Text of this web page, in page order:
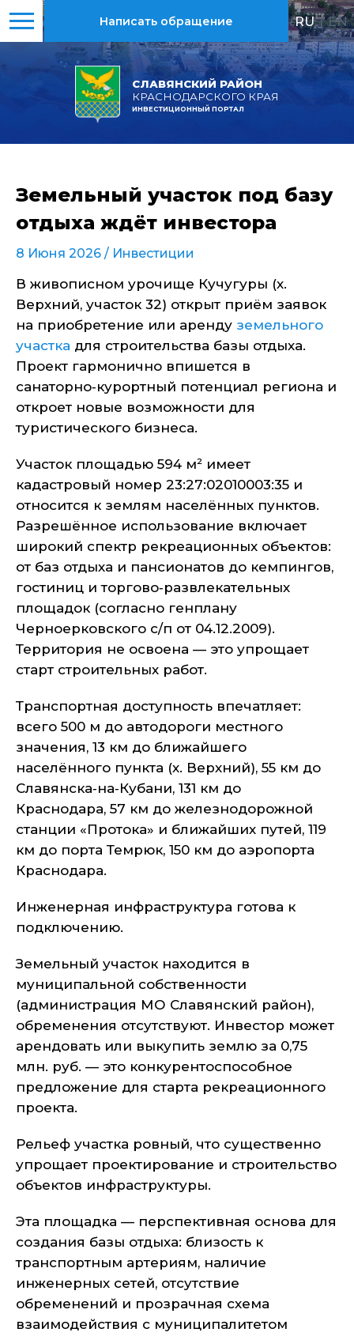
СЛАВЯНСКИЙ РАЙОН
КРАСНОДАРСКОГО КРАЯ
ИНВЕСТИЦИОННЫЙ ПОРТАЛ
Написать обращение RU | EN
Земельный участок под базу
отдыха ждёт инвестора
8 Июня 2026 / Инвестиции
В живописном урочище Кучугуры (х.
Верхний, участок 32) открыт приём заявок
на приобретение или аренду земельного
участка для строительства базы отдыха.
Проект гармонично впишется в
санаторно‑курортный потенциал региона и
откроет новые возможности для
туристического бизнеса.
Участок площадью 594 м² имеет
кадастровый номер 23:27:02010003:35 и
относится к землям населённых пунктов.
Разрешённое использование включает
широкий спектр рекреационных объектов:
от баз отдыха и пансионатов до кемпингов,
гостиниц и торгово‑развлекательных
площадок (согласно генплану
Черноерковского с/п от 04.12.2009).
Территория не освоена — это упрощает
старт строительных работ.
Транспортная доступность впечатляет:
всего 500 м до автодороги местного
значения, 13 км до ближайшего
населённого пункта (х. Верхний), 55 км до
Славянска‑на‑Кубани, 131 км до
Краснодара, 57 км до железнодорожной
станции «Протока» и ближайших путей, 119
км до порта Темрюк, 150 км до аэропорта
Краснодара.
Инженерная инфраструктура готова к
подключению.
Земельный участок находится в
муниципальной собственности
(администрация МО Славянский район),
обременения отсутствуют. Инвестор может
арендовать или выкупить землю за 0,75
млн. руб. — это конкурентоспособное
предложение для старта рекреационного
проекта.
Рельеф участка ровный, что существенно
упрощает проектирование и строительство
объектов инфраструктуры.
Эта площадка — перспективная основа для
создания базы отдыха: близость к
транспортным артериям, наличие
инженерных сетей, отсутствие
обременений и прозрачная схема
взаимодействия с муниципалитетом